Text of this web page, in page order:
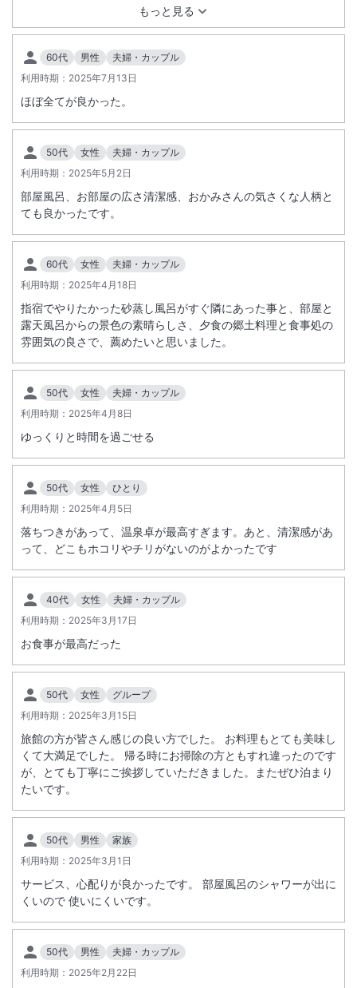
もっと見る
話したりして楽しかったです また機会があれば是非行きたいと
思います
60代 男性
夫婦・カップル
利用時期： 2025年7月13日
ほぼ全てが良かった。
50代 女性
夫婦・カップル
利用時期： 2025年5月2日
部屋風呂、お部屋の広さ清潔感、おかみさんの気さくな人柄と
ても良かったです。
60代 女性
夫婦・カップル
利用時期： 2025年4月18日
指宿でやりたかった砂蒸し風呂がすぐ隣にあった事と、部屋と
露天風呂からの景色の素晴らしさ、夕食の郷土料理と食事処の
雰囲気の良さで、薦めたいと思いました。
50代 女性
夫婦・カップル
利用時期： 2025年4月8日
ゆっくりと時間を過ごせる
50代 女性
ひとり
利用時期： 2025年4月5日
落ちつきがあって、温泉卓が最高すぎます。あと、清潔感があ
って、どこもホコリやチリがないのがよかったです
40代 女性
夫婦・カップル
利用時期： 2025年3月17日
お食事が最高だった
50代 女性
グループ
利用時期： 2025年3月15日
旅館の方が皆さん感じの良い方でした。 お料理もとても美味し
くて大満足でした。 帰る時にお掃除の方ともすれ違ったのです
が、とても丁寧にご挨拶していただきました。またぜひ泊まり
たいです。
50代 男性
家族
利用時期： 2025年3月1日
サービス、心配りが良かったです。 部屋風呂のシャワーが出に
くいので 使いにくいです。
50代 男性
夫婦・カップル
利用時期： 2025年2月22日